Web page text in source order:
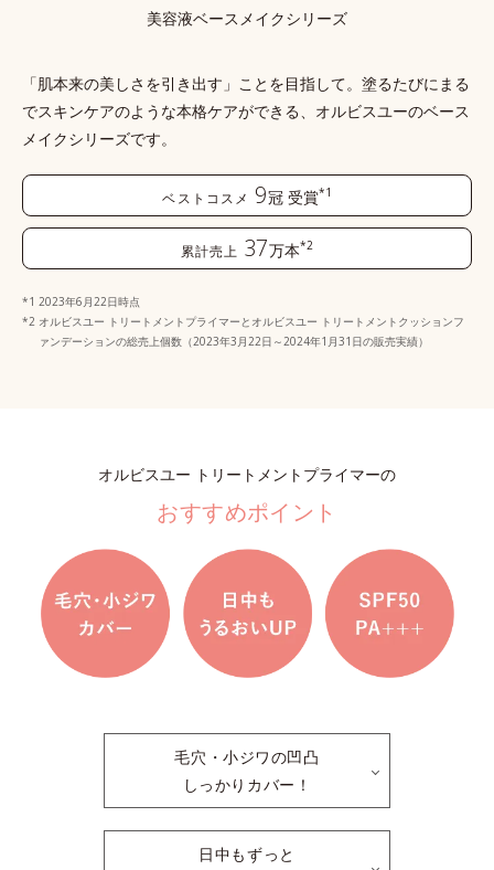
美容液ベースメイクシリーズ
「肌本来の美しさを引き出す」ことを目指して。塗るたびにまる
でスキンケアのような本格ケアができる、 オルビスユーのベース
メイクシリーズです。
ベストコスメ 9冠 受賞*1
累計売上 37万本*2
2023年6月22日時点
オルビスユー トリートメントプライマーとオルビスユー トリートメントクッションフ
ァンデーションの総売上個数（2023年3月22日～2024年1月31日の販売実績）
オルビスユー トリートメントプライマーの
おすすめポイント
毛穴・小ジワの凹凸
しっかりカバー！
日中もずっと